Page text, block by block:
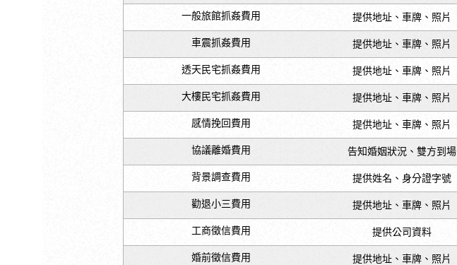
一般旅館抓姦費用 提供地址、車牌、照片
車震抓姦費用 提供地址、車牌、照片
透天民宅抓姦費用 提供地址、車牌、照片
大樓民宅抓姦費用 提供地址、車牌、照片
感情挽回費用 提供地址、車牌、照片
協議離婚費用 告知婚姻狀況、雙方到場
背景調查費用 提供姓名、身分證字號
勸退小三費用 提供地址、車牌、照片
工商徵信費用 提供公司資料
婚前徵信費用 提供地址、車牌、照片